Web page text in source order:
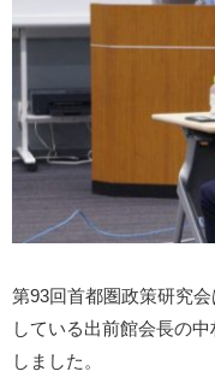
第93回首都圏政策研究
している出前館会長の
しました。